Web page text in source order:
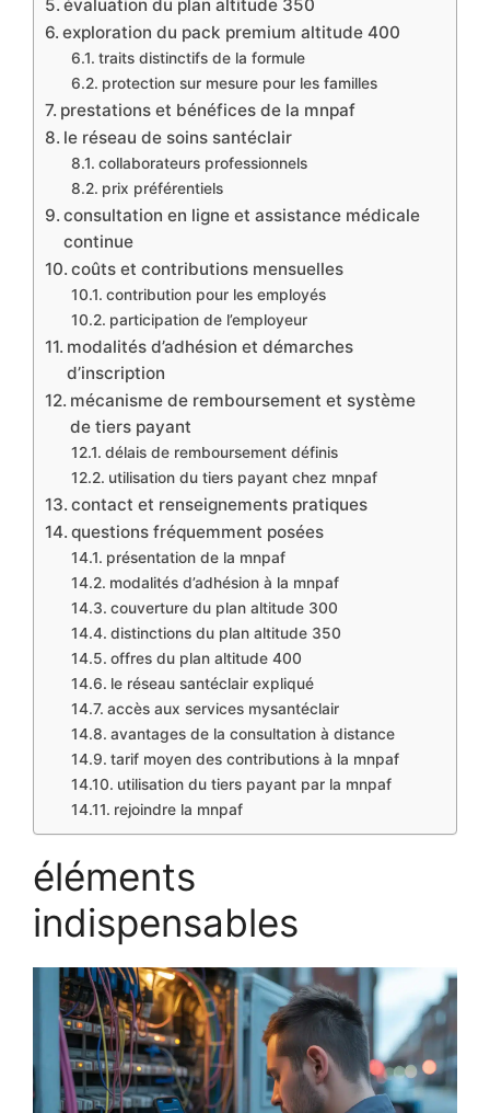
évaluation du plan altitude 350
exploration du pack premium altitude 400
traits distinctifs de la formule
protection sur mesure pour les familles
prestations et bénéfices de la mnpaf
le réseau de soins santéclair
collaborateurs professionnels
prix préférentiels
consultation en ligne et assistance médicale
continue
coûts et contributions mensuelles
contribution pour les employés
participation de l’employeur
modalités d’adhésion et démarches
d’inscription
mécanisme de remboursement et système
de tiers payant
délais de remboursement définis
utilisation du tiers payant chez mnpaf
contact et renseignements pratiques
questions fréquemment posées
présentation de la mnpaf
modalités d’adhésion à la mnpaf
couverture du plan altitude 300
distinctions du plan altitude 350
offres du plan altitude 400
le réseau santéclair expliqué
accès aux services mysantéclair
avantages de la consultation à distance
tarif moyen des contributions à la mnpaf
utilisation du tiers payant par la mnpaf
rejoindre la mnpaf
éléments
indispensables